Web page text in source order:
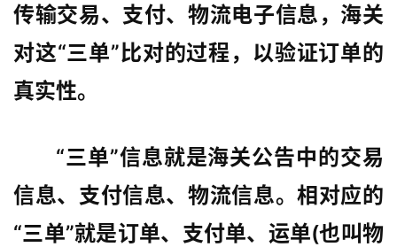
传输交易、支付、物流电子信息，海关
对这“三单”比对的过程，以验证订单的
真实性。
“三单”信息就是海关公告中的交易
信息、支付信息、物流信息。相对应的
“三单”就是订单、支付单、运单(也叫物